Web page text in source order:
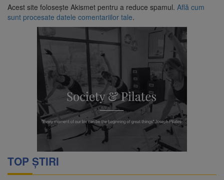
Acest site folosește Akismet pentru a reduce spamul. Află cum
sunt procesate datele comentariilor tale.
TOP ȘTIRI